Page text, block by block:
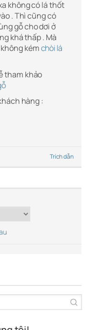
không có lá thốt
. Thì cũng có
gỗ cho dơi ở
khá thấp . Mà
kémchòi lá
tham khảo
hàng :
Trích dẫn